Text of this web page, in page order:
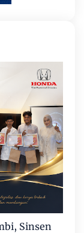
Sinsen